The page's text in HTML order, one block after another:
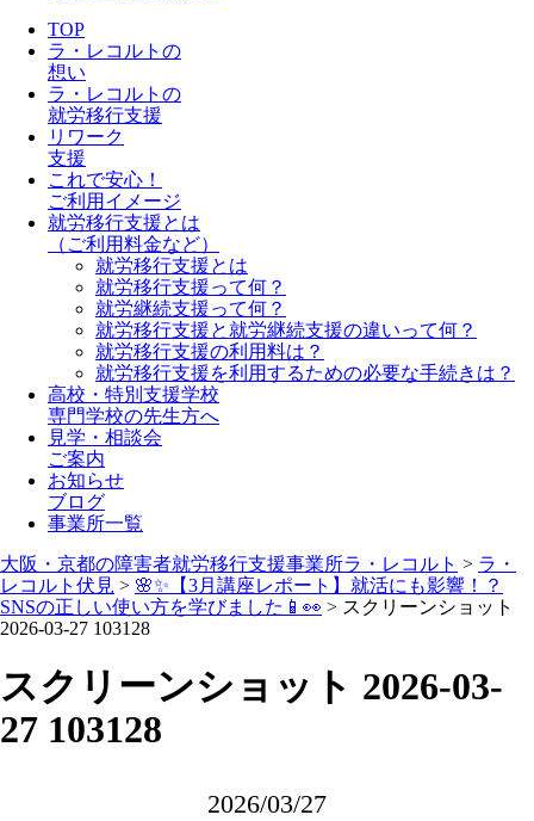
TOP
ラ・レコルトの
想い
ラ・レコルトの
就労移行支援
リワーク
支援
これで安心！
ご利用イメージ
就労移行支援とは
（ご利用料金など）
就労移行支援とは
就労移行支援って何？
就労継続支援って何？
就労移行支援と就労継続支援の違いって何？
就労移行支援の利用料は？
就労移行支援を利用するための必要な手続きは？
高校・特別支援学校
専門学校の先生方へ
見学・相談会
ご案内
お知らせ
ブログ
事業所一覧
大阪・京都の障害者就労移行支援事業所ラ・レコルト > ラ・
レコルト伏見 > 🌸✨【3月講座レポート】就活にも影響！？
SNSの正しい使い方を学びました📱👀 > スクリーンショット
2026-03-27 103128
スクリーンショット 2026-03-
27 103128
2026/03/27